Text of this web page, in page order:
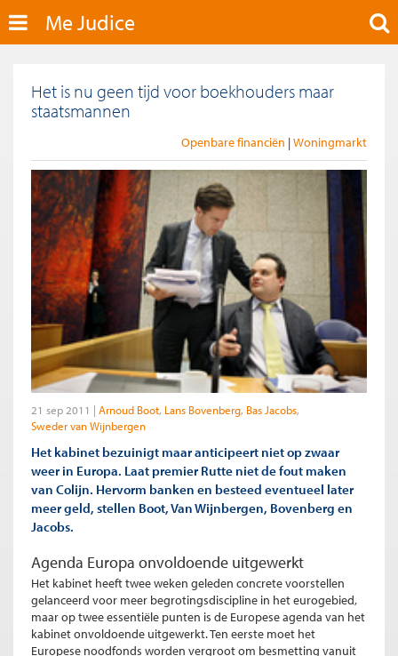
Me Judice
Het is nu geen tijd voor boekhouders maar
staatsmannen
Openbare financiën Woningmarkt
21 sep 2011 Arnoud Boot Lans Bovenberg Bas Jacobs
Sweder van Wijnbergen
Het kabinet bezuinigt maar anticipeert niet op zwaar
weer in Europa. Laat premier Rutte niet de fout maken
van Colijn. Hervorm banken en besteed eventueel later
meer geld, stellen Boot, Van Wijnbergen, Bovenberg en
Jacobs.
Agenda Europa onvoldoende uitgewerkt
Het kabinet heeft twee weken geleden concrete voorstellen
gelanceerd voor meer begrotingsdiscipline in het eurogebied,
maar op twee essentiële punten is de Europese agenda van het
kabinet onvoldoende uitgewerkt. Ten eerste moet het
Europese noodfonds worden vergroot om besmetting vanuit